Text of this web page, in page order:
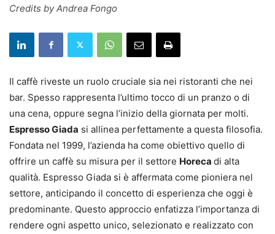
Credits by Andrea Fongo
Il caffè riveste un ruolo cruciale sia nei ristoranti che nei
bar. Spesso rappresenta l’ultimo tocco di un pranzo o di
una cena, oppure segna l’inizio della giornata per molti.
Espresso Giada si allinea perfettamente a questa filosofia.
Fondata nel 1999, l’azienda ha come obiettivo quello di
offrire un caffè su misura per il settore Horeca di alta
qualità. Espresso Giada si è affermata come pioniera nel
settore, anticipando il concetto di esperienza che oggi è
predominante. Questo approccio enfatizza l’importanza di
rendere ogni aspetto unico, selezionato e realizzato con